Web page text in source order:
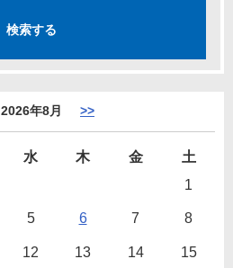
2026年8月 >>
水 木 金
土
1
5 6 7 8
12 13 14 15